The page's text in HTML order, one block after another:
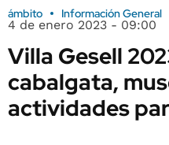
ámbito Información General
4 de enero 2023 - 09:00
Villa Gesell
cabalgata,
actividades